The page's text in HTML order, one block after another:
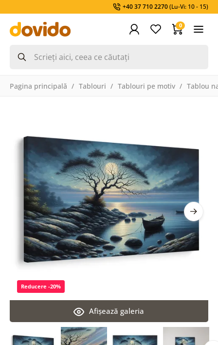
+40 37 710 2270(Lu-Vi: 10 - 15)
0
Pagina principală Tablouri Tablouri pe motiv Tablou
Afişează galeria
Reducere -20%